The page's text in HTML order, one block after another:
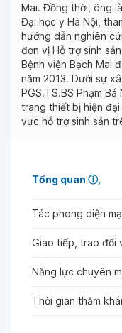
Mai. Đồng thời, ông
Đại học y Hà Nội,
hướng dẫn nghiên
đơn vị Hỗ trợ sinh
Bệnh viện Bạch Mai
năm 2013. Dưới sự
PGS.TS.BS Phạm
trang thiết bị hiện
vực hỗ trợ sinh sản
Tổng quan ⓘ
Tác phong diện
Giao tiếp, trao đổi
Năng lực chuyên
Thời gian thăm